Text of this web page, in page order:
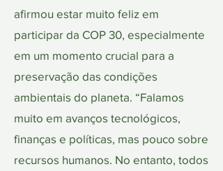
afirmou estar muito feliz em
participar da COP 30, especialmente
em um momento crucial para a
preservação das condições
ambientais do planeta. “Falamos
muito em avanços tecnológicos,
finanças e políticas, mas pouco sobre
recursos humanos. No entanto, todos